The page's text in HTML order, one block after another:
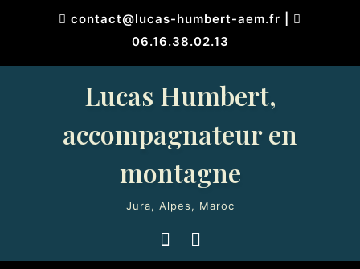
contact@lucas-humbert-aem.fr
06.16.38.02.13
Lucas Humbert,
accompagnateur en
montagne
Jura, Alpes, Maroc